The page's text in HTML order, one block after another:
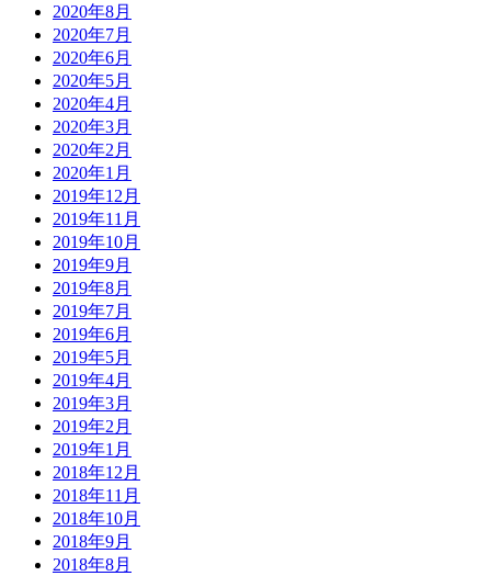
2020年8月
2020年7月
2020年6月
2020年5月
2020年4月
2020年3月
2020年2月
2020年1月
2019年12月
2019年11月
2019年10月
2019年9月
2019年8月
2019年7月
2019年6月
2019年5月
2019年4月
2019年3月
2019年2月
2019年1月
2018年12月
2018年11月
2018年10月
2018年9月
2018年8月